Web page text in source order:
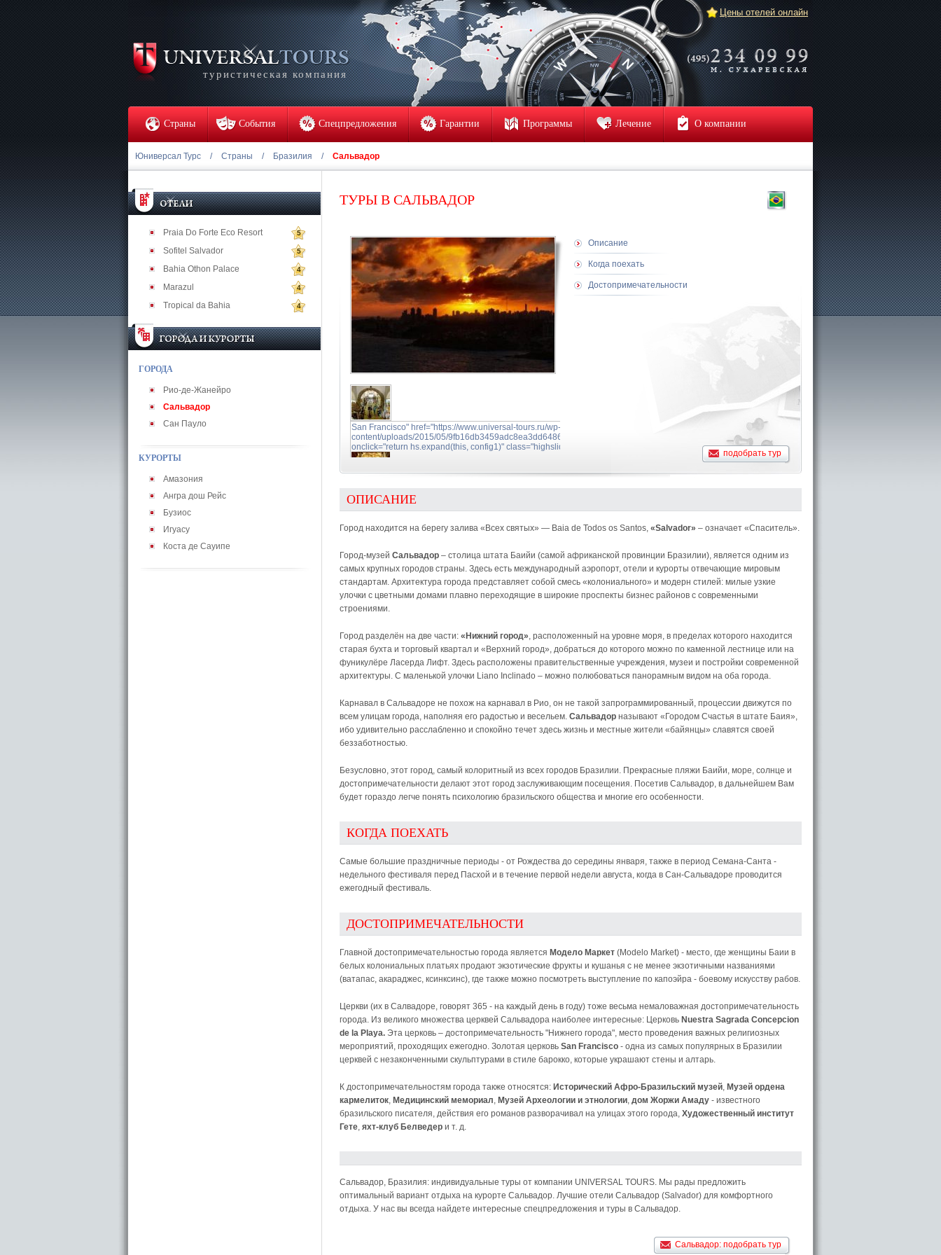
туристическая компания
Цены отелей онлайн
Страны События Спецпредложения Гарантии Программы Лечение О компании
Юниверсал Турс / Страны / Бразилия / Сальвадор
Praia Do Forte Eco Resort 5
Sofitel Salvador 5
Bahia Othon Palace 4
Marazul 4
Tropical da Bahia 4
ГОРОДА
Рио-де-Жанейро
Сальвадор
Сан Пауло
КУРОРТЫ
Амазония
Ангра дош Рейс
Бузиос
Игуасу
Коста де Сауипе
ТУРЫ В САЛЬВАДОР
San Francisco" href="https://www.universal-tours.ru/wp-
content/uploads/2015/05/9fb16db3459adc8ea3dd64864247b22f.jpg"
onclick="return hs.expand(this, config1)" class="highslide">
Описание
Когда поехать
Достопримечательности
подобрать тур
ОПИСАНИЕ
Город находится на берегу залива «Всех святых» — Baia de Todos os Santos, «Salvador» – означает «Спаситель».
Город-музей Сальвадор – столица штата Баийи (самой африканской провинции Бразилии), является одним из
самых крупных городов страны. Здесь есть международный аэропорт, отели и курорты отвечающие мировым
стандартам. Архитектура города представляет собой смесь «колониального» и модерн стилей: милые узкие
улочки с цветными домами плавно переходящие в широкие проспекты бизнес районов с современными
строениями.
Город разделён на две части: «Нижний город», расположенный на уровне моря, в пределах которого находится
старая бухта и торговый квартал и «Верхний город», добраться до которого можно по каменной лестнице или на
фуникулёре Ласерда Лифт. Здесь расположены правительственные учреждения, музеи и постройки современной
архитектуры. С маленькой улочки Liano Inclinado – можно полюбоваться панорамным видом на оба города.
Карнавал в Сальвадоре не похож на карнавал в Рио, он не такой запрограммированный, процессии движутся по
всем улицам города, наполняя его радостью и весельем. Сальвадор называют «Городом Счастья в штате Баия»,
ибо удивительно расслабленно и спокойно течет здесь жизнь и местные жители «байянцы» славятся своей
беззаботностью.
Безусловно, этот город, самый колоритный из всех городов Бразилии. Прекрасные пляжи Баийи, море, солнце и
достопримечательности делают этот город заслуживающим посещения. Посетив Сальвадор, в дальнейшем Вам
будет гораздо легче понять психологию бразильского общества и многие его особенности.
КОГДА ПОЕХАТЬ
Самые большие праздничные периоды - от Рождества до середины января, также в период Семана-Санта -
недельного фестиваля перед Пасхой и в течение первой недели августа, когда в Сан-Сальвадоре проводится
ежегодный фестиваль.
ДОСТОПРИМЕЧАТЕЛЬНОСТИ
Главной достопримечательностью города является Модело Маркет (Modelo Market) - место, где женщины Баии в
белых колониальных платьях продают экзотические фрукты и кушанья с не менее экзотичными названиями
(ватапас, акараджес, ксинксинс), где также можно посмотреть выступление по капоэйра - боевому искусству рабов.
Церкви (их в Салвадоре, говорят 365 - на каждый день в году) тоже весьма немаловажная достопримечательность
города. Из великого множества церквей Сальвадора наиболее интересныe: Церковь Nuestra Sagrada Concepcion
de la Playa. Эта церковь – достопримечательность "Нижнего города", место проведения важных религиозных
мероприятий, проходящих ежегодно. Золотая церковь San Francisco - oдна из самых популярных в Бразилии
церквей с незаконченными скульптурами в стиле барокко, которые украшают стены и алтарь.
К достопримечательностям города также относятся: Исторический Афро-Бразильский музей, Музей ордена
кармелиток, Медицинский мемориал, Музей Археологии и этнологии, дом Жоржи Амаду - известного
бразильского писателя, действия его романов разворачивал на улицах этого города, Художественный институт
Гете, яхт-клуб Белведер и т. д.
Сальвадор, Бразилия: индивидуальные туры от компании UNIVERSAL TOURS. Мы рады предложить
оптимальный вариант отдыха на курорте Сальвадор. Лучшие отели Сальвадор (Salvador) для комфортного
отдыха. У нас вы всегда найдете интересные спецпредложения и туры в Сальвадор.
Сальвадор: подобрать тур